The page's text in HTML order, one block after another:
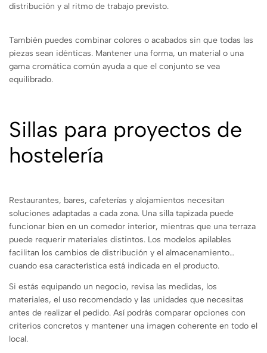
distribución y al ritmo de trabajo previsto.
También puedes combinar colores o acabados sin que todas las
piezas sean idénticas. Mantener una forma, un material o una
gama cromática común ayuda a que el conjunto se vea
equilibrado.
Sillas para proyectos de
hostelería
Restaurantes, bares, cafeterías y alojamientos necesitan
soluciones adaptadas a cada zona. Una silla tapizada puede
funcionar bien en un comedor interior, mientras que una terraza
puede requerir materiales distintos. Los modelos apilables
facilitan los cambios de distribución y el almacenamiento
cuando esa característica está indicada en el producto.
Si estás equipando un negocio, revisa las medidas, los
materiales, el uso recomendado y las unidades que necesitas
antes de realizar el pedido. Así podrás comparar opciones con
criterios concretos y mantener una imagen coherente en todo el
local.